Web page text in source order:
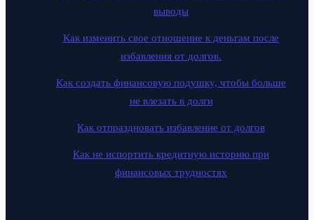
выводы
Как изменить свое отношение к деньгам после
избавления от долгов.
Как создать финансовую подушку, чтобы больше
не влезать в долги
Как отпраздновать избавление от долгов
Как не испортить кредитную историю при
финансовых трудностях